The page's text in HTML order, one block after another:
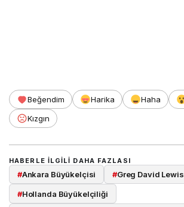
Beğendim Harika Haha
Kızgın
HABERLE ILGILI DAHA FAZLASI
#Ankara Büyükelçisi #Greg David Lewis
#Hollanda Büyükelçiliği